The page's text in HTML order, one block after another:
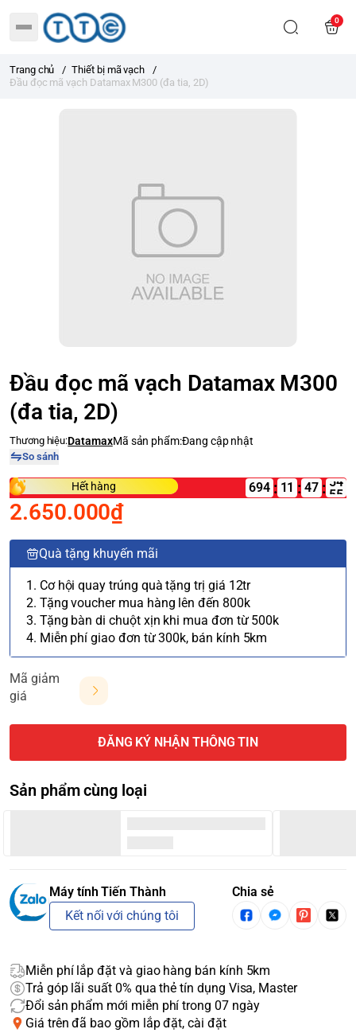
0
Trang chủ / Thiết bị mã vạch
/
Đầu đọc mã vạch Datamax M300 (đa tia, 2D)
Đầu đọc mã vạch Datamax M300
(đa tia, 2D)
Thương hiệu:DatamaxMã sản phẩm:Đang cập nhật
So sánh
Hết hàng 694 : 11 : :
2.650.000₫
Quà tặng khuyến mãi
1. Cơ hội quay trúng quà tặng trị giá 12tr
2. Tặng voucher mua hàng lên đến 800k
3. Tặng bàn di chuột xịn khi mua đơn từ 500k
4. Miễn phí giao đơn từ 300k, bán kính 5km
Mã giảm
giá
ĐĂNG KÝ NHẬN THÔNG TIN
Sản phẩm cùng loại
Máy tính Tiến Thành
Kết nối với chúng tôi
Chia sẻ
Miễn phí lắp đặt và giao hàng bán kính 5km
Trả góp lãi suất 0% qua thẻ tín dụng Visa, Master
Đổi sản phẩm mới miễn phí trong 07 ngày
Giá trên đã bao gồm lắp đặt, cài đặt